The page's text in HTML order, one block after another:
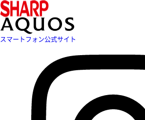
スマートフォン公式サイト